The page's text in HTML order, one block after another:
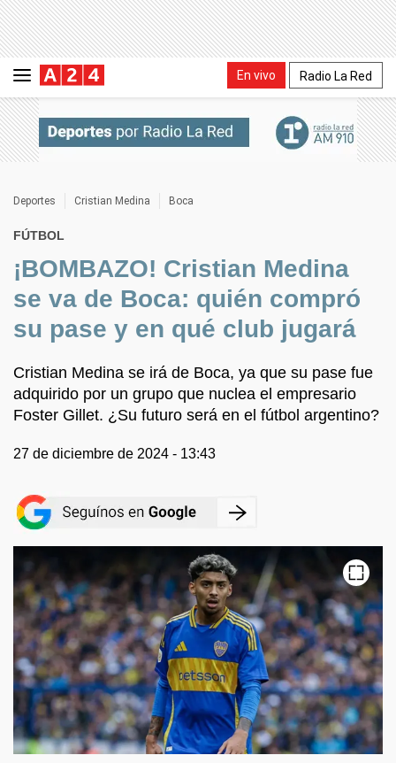
En vivo Radio La Red
Deportes Cristian Medina Boca
FÚTBOL
¡BOMBAZO! Cristian Medina
se va de Boca: quién compró
su pase y en qué club jugará
Cristian Medina se irá de Boca, ya que su pase fue
adquirido por un grupo que nuclea el empresario
Foster Gillet. ¿Su futuro será en el fútbol argentino?
27 de diciembre de 2024 - 13:43